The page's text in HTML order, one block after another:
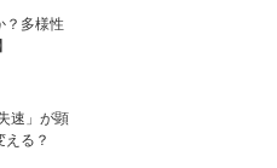
？多様性
速」が顕
る？